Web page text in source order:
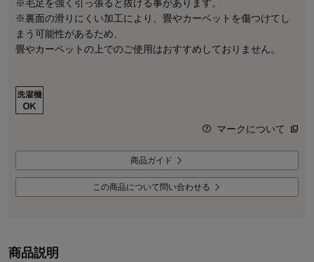
※毛足を強く引っ張ると抜ける事があります。
※裏面の滑りにくい加工により、畳やカーペットを傷つけてし
まう可能性があるため、
畳やカーペットの上でのご使用はおすすめしておりません。
マークについて
商品ガイド
この商品について問い合わせる
商品説明